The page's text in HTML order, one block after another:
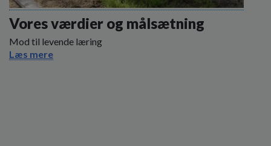
Vores værdier og målsætning
Mod til levende læring
Læs mere